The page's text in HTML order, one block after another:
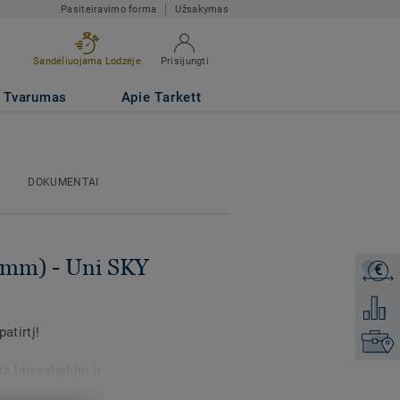
Pasiteiravimo forma Užsakymas
Sandėliuojama Lodzėje Prisijungti
Tvarumas Apie Tarkett
€
Pridėti
DOKUMENTAI
- Uni SKY